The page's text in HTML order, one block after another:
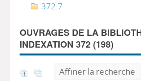
372.7
OUVRAGES DE LA
INDEXATION 372 (198)
Affiner la recherche